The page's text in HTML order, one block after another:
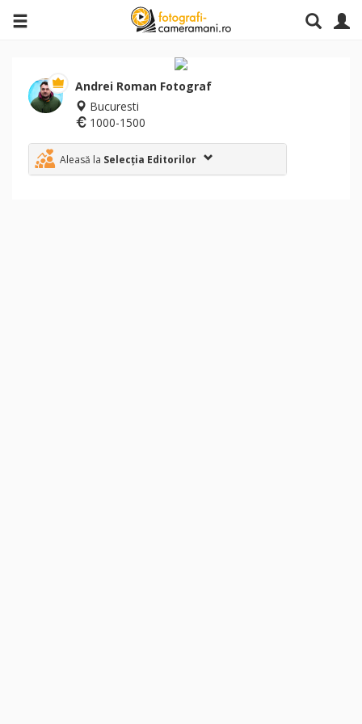
Andrei Roman Fotograf
Bucuresti
1000-1500
Aleasă la Selecția Editorilor